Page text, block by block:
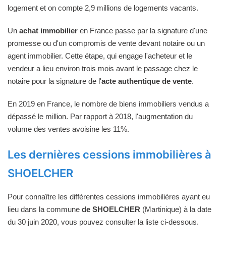
logement et on compte 2,9 millions de logements vacants.
Un achat immobilier en France passe par la signature d'une
promesse ou d'un compromis de vente devant notaire ou un
agent immobilier. Cette étape, qui engage l'acheteur et le
vendeur a lieu environ trois mois avant le passage chez le
notaire pour la signature de l'acte authentique de vente.
En 2019 en France, le nombre de biens immobiliers vendus a
dépassé le million. Par rapport à 2018, l'augmentation du
volume des ventes avoisine les 11%.
Les dernières cessions immobilières à
SHOELCHER
Pour connaître les différentes cessions immobilières ayant eu
lieu dans la commune de SHOELCHER (Martinique) à la date
du 30 juin 2020, vous pouvez consulter la liste ci-dessous.